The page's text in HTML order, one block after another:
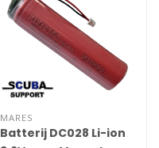
MARES
Batterij DC028 Li-ion